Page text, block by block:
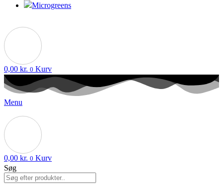
Microgreens
0,00 kr. 0 Kurv
Menu
0,00 kr. 0 Kurv
Søg